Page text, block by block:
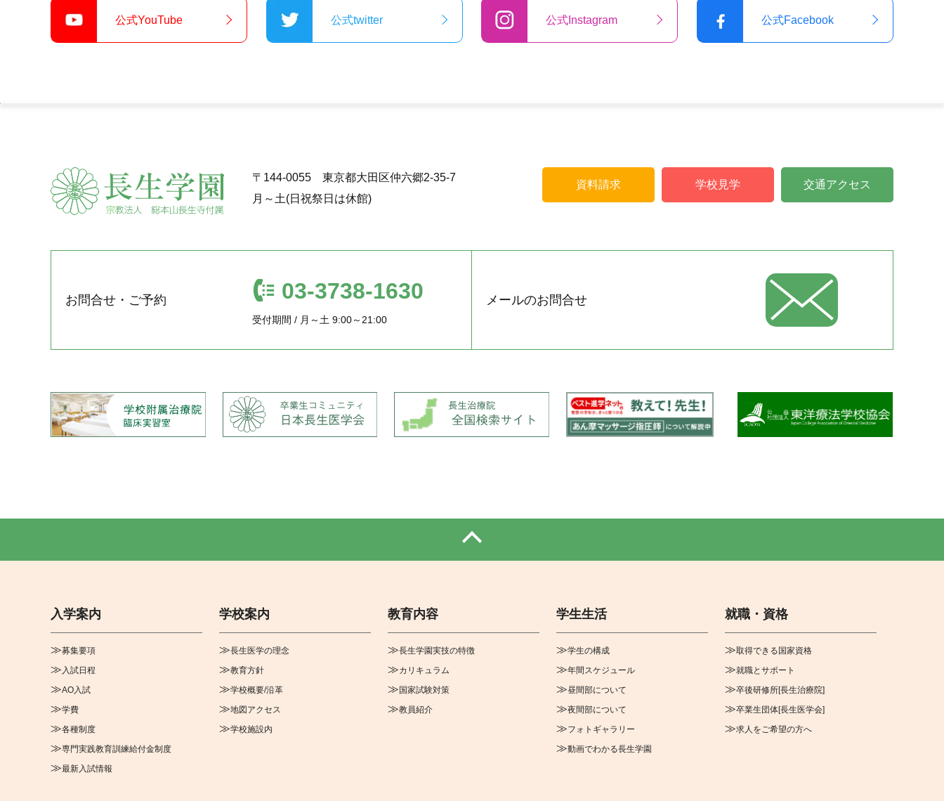
公式YouTube 公式twitter 公式Instagram 公式Facebook
〒144-0055 東京都大田区仲六郷2-35-7
月～土(日祝祭日は休館)
資料請求 学校見学 交通アクセス
お問合せ・ご予約 03-3738-1630
受付期間 / 月～土 9:00～21:00
メールのお問合せ
入学案内
募集要項
入試日程
AO入試
学費
各種制度
専門実践教育訓練給付金制度
最新入試情報
学校案内
長生医学の理念
教育方針
学校概要/沿革
地図アクセス
学校施設内
教育内容
長生学園実技の特徴
カリキュラム
国家試験対策
教員紹介
学生生活
学生の構成
年間スケジュール
昼間部について
夜間部について
フォトギャラリー
動画でわかる長生学園
就職・資格
取得できる国家資格
就職とサポート
卒後研修所[長生治療院]
卒業生団体[長生医学会]
求人をご希望の方へ